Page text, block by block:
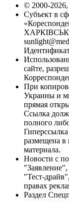
© 2000-2026,
Субъект в
сайте,
При
Украины и
прямая
Ссылка
полного
размещена в
материала.
Новости с
"Тест-
правах
Раздел